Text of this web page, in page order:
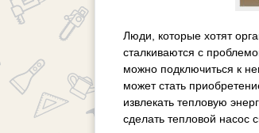
Люди, которые хотят
сталкиваются с
можно подключиться к
может стать
извлекать тепловую
сделать тепловой насос